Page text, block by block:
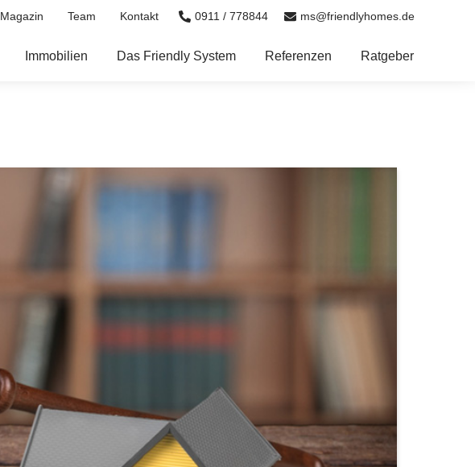
Magazin Team Kontakt 0911 / 778844 ms@friendlyhomes.de
Immobilien Das Friendly System Referenzen Ratgeber